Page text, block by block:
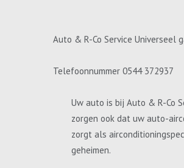
Auto & R-Co Service Universeel
Telefoonnummer 0544 372937
Uw auto is bij Auto & R-Co
zorgen ook dat uw auto-
zorgt als
geheimen.